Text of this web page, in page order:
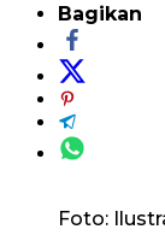
Bagikan
Foto: